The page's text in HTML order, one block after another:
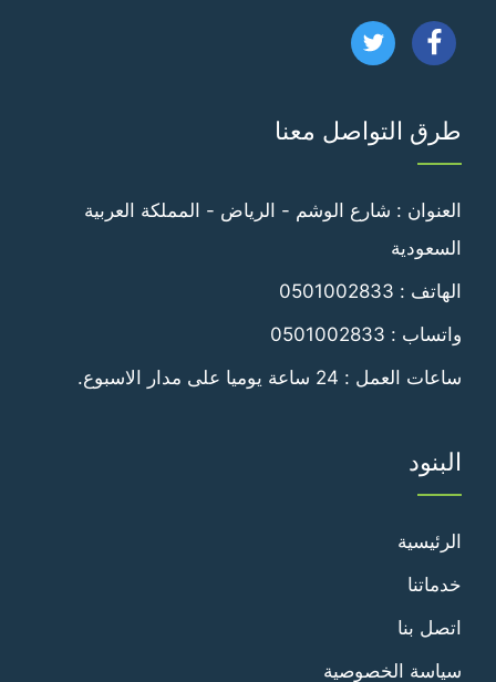
تابعنا
فيسبوك
تابعنا
طرق التواصل معنا
العنوان : شارع الوشم - الرياض - المملكة العربية
السعودية
الهاتف : 0501002833
واتساب : 0501002833
ساعات العمل : 24 ساعة يوميا على مدار الاسبوع.
البنود
الرئيسية
خدماتنا
اتصل بنا
سياسة الخصوصية